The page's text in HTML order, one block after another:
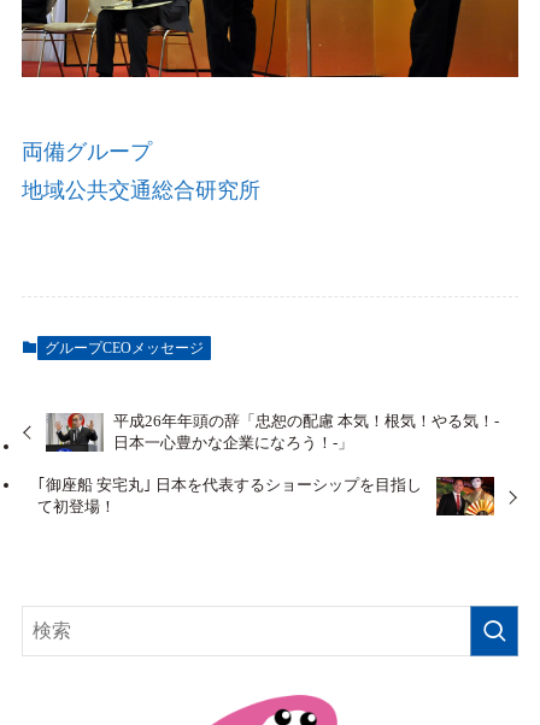
両備グループ
地域公共交通総合研究所
グループCEOメッセージ
平成26年年頭の辞「忠恕の配慮 本気！根気！やる気！-
日本一心豊かな企業になろう！-」
｢御座船 安宅丸｣ 日本を代表するショーシップを目指し
て初登場！